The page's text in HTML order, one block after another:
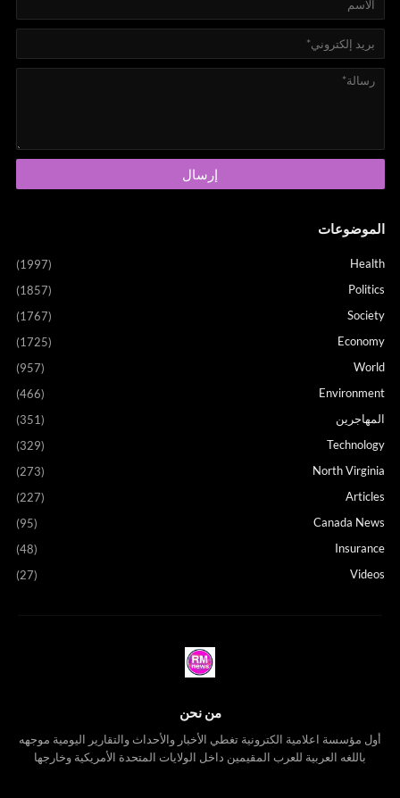
الموضوعات
Health
(1997)
Politics
(1857)
Society
(1767)
Economy
(1725)
World
(957)
Environment
(466)
المهاجرين
(351)
Technology
(329)
North Virginia
(273)
Articles
(227)
Canada News
(95)
Insurance
(48)
Videos
(27)
من نحن
أول مؤسسة اعلامية الكترونية تغطي الأخبار والأحداث والتقارير اليومية موجهه
باللغه العربية للعرب المقيمين داخل الولايات المتحدة الأمريكية وخارجها